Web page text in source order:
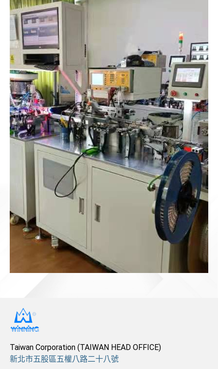
新北市五股區五權八路二十八號
Taiwan Corporation (TAIWAN HEAD OFFICE)